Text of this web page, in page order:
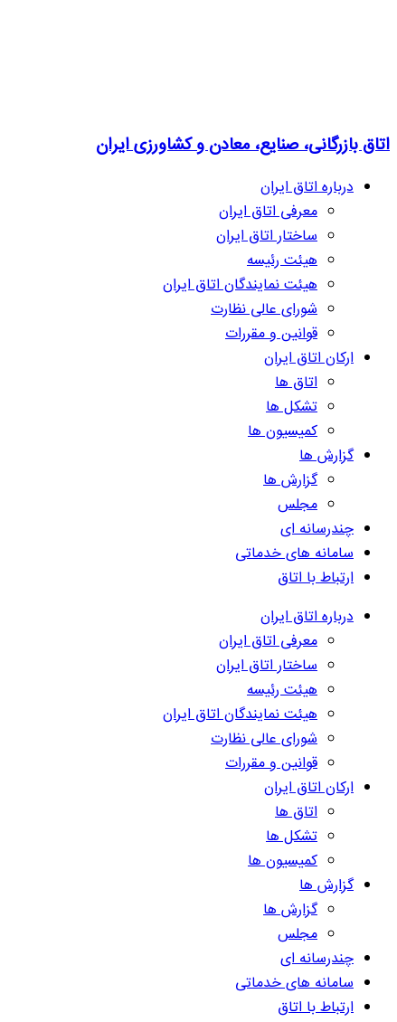
اتاق بازرگانی، صنایع، معادن و کشاورزی ایران
درباره اتاق ایران
معرفی اتاق ایران
ساختار اتاق ایران
هیئت رئیسه
هیئت نمایندگان اتاق ایران
شورای عالی نظارت
قوانین و مقررات
ارکان اتاق ایران
اتاق ها
تشکل ها
کمیسیون ها
گزارش ها
گزارش ها
مجلس
چندرسانه ای
سامانه های خدماتی
ارتباط با اتاق
درباره اتاق ایران
معرفی اتاق ایران
ساختار اتاق ایران
هیئت رئیسه
هیئت نمایندگان اتاق ایران
شورای عالی نظارت
قوانین و مقررات
ارکان اتاق ایران
اتاق ها
تشکل ها
کمیسیون ها
گزارش ها
گزارش ها
مجلس
چندرسانه ای
سامانه های خدماتی
ارتباط با اتاق